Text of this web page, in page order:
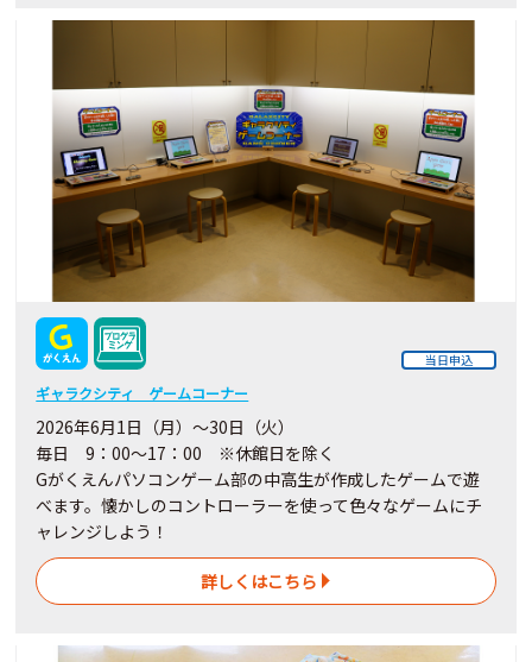
当日申込
ギャラクシティ ゲームコーナー
2026年6月1日（月）～30日（火）
毎日 9：00～17：00 ※休館日を除く
Gがくえんパソコンゲーム部の中高生が作成したゲームで遊
べます。懐かしのコントローラーを使って色々なゲームにチ
ャレンジしよう！
詳しくはこちら